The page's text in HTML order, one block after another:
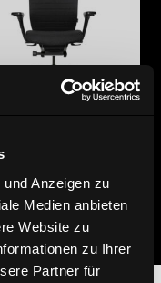
Anzeigen zu
Medien anbieten
Website zu
zu Ihrer
Partner für